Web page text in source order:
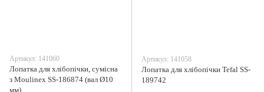
Артикул: 141060
Лопатка для хлібопічки, сумісна
з Moulinex SS-186874 (вал Ø10
мм)
Артикул: 141058
Лопатка для хлібопічки Tefal SS-
189742